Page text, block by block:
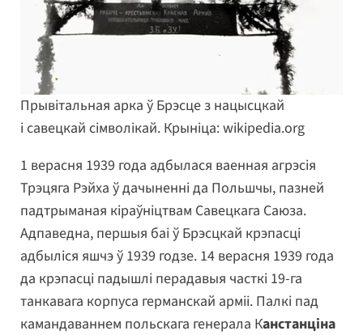
Прывітальная арка ў Брэсце з нацысцкай
і савецкай сімволікай. Крыніца: wikipedia.org
1 верасня 1939 года адбылася ваенная агрэсія
Трэцяга Рэйха ў дачыненні да Польшчы, пазней
падтрыманая кіраўніцтвам Савецкага Саюза.
Адпаведна, першыя баі ў Брэсцкай крэпасці
адбыліся яшчэ ў 1939 годзе. 14 верасня 1939 года
да крэпасці падышлі перадавыя часткі 19-га
танкавага корпуса германскай арміі. Палкі пад
камандаваннем польскага генерала Канстанціна